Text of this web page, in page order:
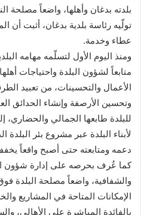
بلدته بدغان وأهلها، واضعاً مصلحة
تولّيه رئاسة بلدية بدغان، أثبت أن
عطاء وخدمة.
ومنذ اليوم الأول لتسلّمه مهامه
متابعاً لشؤون البلدة واحتياجات
الأعمال والتحسينات، من تعبيد
وتحسين الأرصفة وإنشاء الحدائق
للبلدة طابعها الجمالي والحضاري،
لأبناء البلدة عبر مشروع بئر
دعمه ومتابعته حتى أصبح واقعاً
كما عُرف بحرصه على إدارة شؤون
والشفافية، واضعاً مصلحة البلدة
الإمكانات المتاحة في المشاريع
بالفائدة المباشرة على الأهالي،